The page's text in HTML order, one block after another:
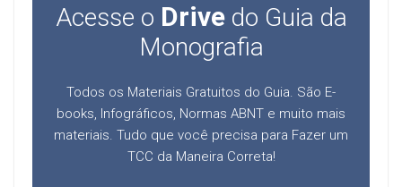
Acesse o Drivedo Guia da
Monografia
Todos os Materiais Gratuitos do Guia. São E-
books, Infográficos, Normas ABNT e muito mais
materiais. Tudo que você precisa para Fazer um
TCC da Maneira Correta!